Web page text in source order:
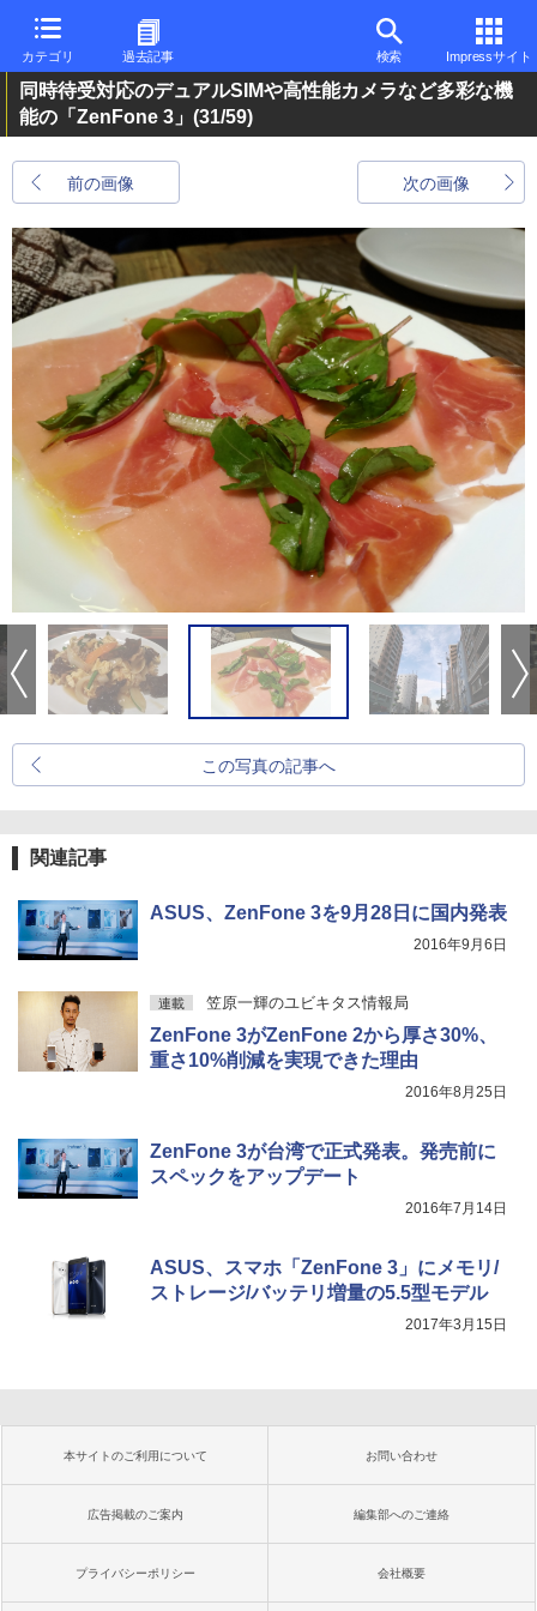
カテゴリ 過去記事 検索 Impressサイト
同時待受対応のデュアルSIMや高性能カメラなど多彩な機
能の「ZenFone 3」 (31/59)
前の画像 次の画像
この写真の記事へ
関連記事
ASUS、ZenFone 3を9月28日に国内発表
2016年9月6日
連載 笠原一輝のユビキタス情報局
ZenFone 3がZenFone 2から厚さ30%、
重さ10%削減を実現できた理由
2016年8月25日
ZenFone 3が台湾で正式発表。発売前に
スペックをアップデート
2016年7月14日
ASUS、スマホ「ZenFone 3」にメモリ/
ストレージ/バッテリ増量の5.5型モデル
2017年3月15日
本サイトのご利用について お問い合わせ
広告掲載のご案内 編集部へのご連絡
プライバシーポリシー 会社概要